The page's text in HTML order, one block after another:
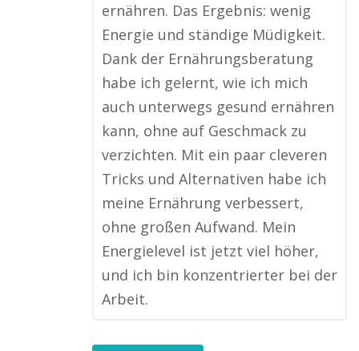
ernähren. Das Ergebnis: wenig
Energie und ständige Müdigkeit.
Dank der Ernährungsberatung
habe ich gelernt, wie ich mich
auch unterwegs gesund ernähren
kann, ohne auf Geschmack zu
verzichten. Mit ein paar cleveren
Tricks und Alternativen habe ich
meine Ernährung verbessert,
ohne großen Aufwand. Mein
Energielevel ist jetzt viel höher,
und ich bin konzentrierter bei der
Arbeit.